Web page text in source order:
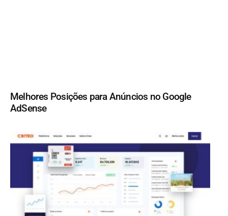
Melhores Posições para Anúncios no Google
AdSense